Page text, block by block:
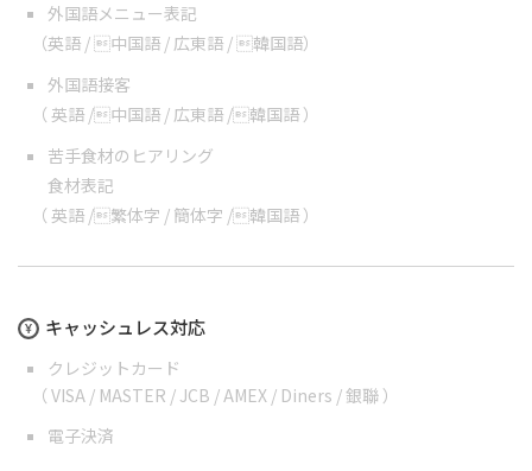
外国語メニュー表記
（英語 /中国語 / 広東語 /韓国語）
外国語接客
（ 英語 /中国語 / 広東語 /韓国語 ）
苦手食材のヒアリング
食材表記
（ 英語 /繁体字 / 簡体字 /韓国語 ）
キャッシュレス対応
クレジットカード
（ VISA / MASTER / JCB / AMEX / Diners / 銀聯 ）
電子決済